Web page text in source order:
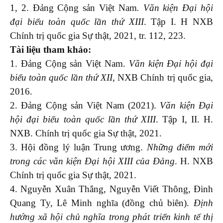
1, 2. Đảng Cộng sản Việt Nam. Văn kiện Đại hội
đại biểu toàn quốc lần thứ XIII. Tập I. H NXB
Chính trị quốc gia Sự thật, 2021, tr. 112, 223.
Tài liệu tham khảo:
1. Đảng Cộng sản Việt Nam. Văn kiện Đại hội đại
biểu toàn quốc lần thứ XII, NXB Chính trị quốc gia,
2016.
2. Đảng Cộng sản Việt Nam (2021). Văn kiện Đại
hội đại biểu toàn quốc lần thứ XIII. Tập I, II. H.
NXB. Chính trị quốc gia Sự thật, 2021.
3. Hội đồng lý luận Trung ương. Những điểm mới
trong các văn kiện Đại hội XIII của Đảng. H. NXB
Chính trị quốc gia Sự thật, 2021.
4. Nguyễn Xuân Thắng, Nguyễn Viết Thông, Đinh
Quang Ty, Lê Minh nghĩa (đồng chủ biên). Định
hướng xã hội chủ nghĩa trong phát triển kinh tế thị